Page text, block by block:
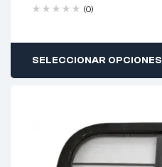
(0)
SELECCIONAR OPCIONES